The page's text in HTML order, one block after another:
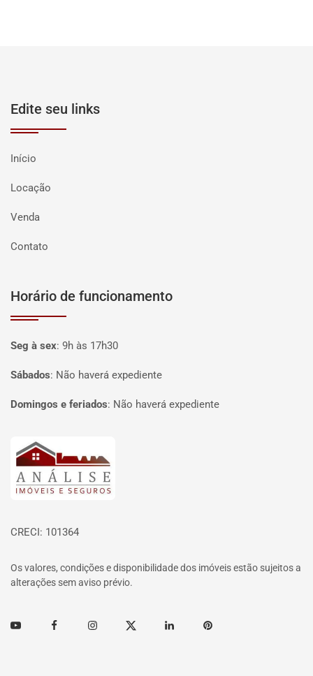
Edite seu links
Início
Locação
Venda
Contato
Horário de funcionamento
Seg à sex: 9h às 17h30
Sábados: Não haverá expediente
Domingos e feriados: Não haverá expediente
Página inicial
CRECI: 101364
Os valores, condições e disponibilidade dos imóveis estão sujeitos a
alterações sem aviso prévio.
Youtube FacebookInstagramTwitter Linkedin Pinterest